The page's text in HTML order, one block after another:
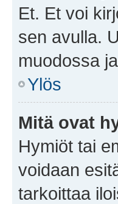
Et. Et voi
sen avulla.
muodossa
Ylös
Mitä ovat
Hymiöt tai
voidaan
tarkoittaa